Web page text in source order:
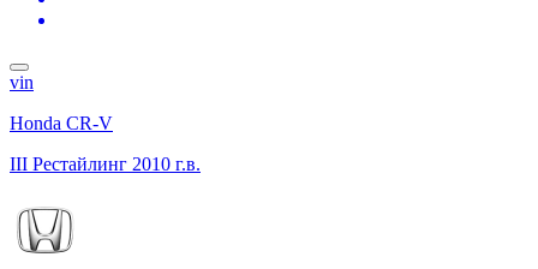
vin
Honda CR-V
III Рестайлинг 2010 г.в.